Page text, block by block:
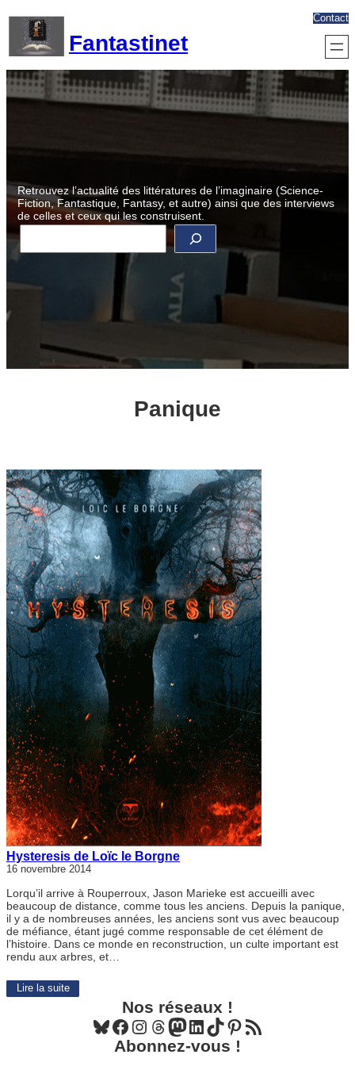
contenu
Fantastinet
Contact
Retrouvez l’actualité des littératures de l’imaginaire (Science-
Fiction, Fantastique, Fantasy, et autre) ainsi que des interviews
de celles et ceux qui les construisent.
R
e
c
r
Panique
Hysteresis de Loïc le Borgne
16 novembre 2014
Lorqu’il arrive à Rouperroux, Jason Marieke est accueilli avec
beaucoup de distance, comme tous les anciens. Depuis la panique,
il y a de nombreuses années, les anciens sont vus avec beaucoup
de méfiance, étant jugé comme responsable de cet élément de
l’histoire. Dans ce monde en reconstruction, un culte important est
rendu aux arbres, et…
Lire la suite
Nos réseaux !
Bluesky Facebook Instagram Threads Mastodon LinkedIn TikTok Pinterest Flux RSS
Abonnez-vous !